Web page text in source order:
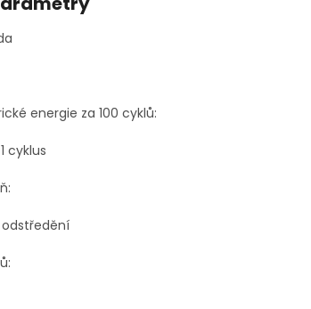
energie za 100 cyklů:
cyklus